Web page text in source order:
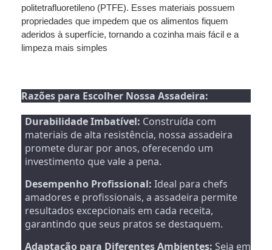
politetrafluoretileno (PTFE). Esses materiais possuem
propriedades que impedem que os alimentos fiquem
aderidos à superfície, tornando a cozinha mais fácil e a
limpeza mais simples
Razões para Escolher Nossa Assadeira:
Durabilidade Imbatível: Construída com
materiais de alta resistência, nossa assadeira
promete durar por anos, oferecendo um
investimento que vale a pena.
Desempenho Profissional: Ideal para chefs
amadores e profissionais, a assadeira permite
resultados excepcionais em cada receita,
garantindo que seus pratos se destaquem.
Adaptação para Diferentes Ambientes: Seja em